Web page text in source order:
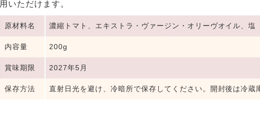
用いただけます。
原材料名 濃縮トマト、エキストラ・ヴァージン・オリーヴオイル、塩
内容量 200g
賞味期限 2027年5月
保存方法 直射日光を避け、冷暗所で保存してください。開封後は冷蔵